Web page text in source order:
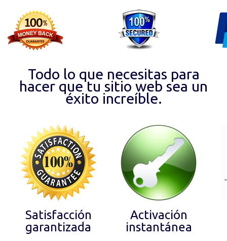
Todo lo que necesitas para
hacer que tu sitio web sea un
éxito increíble.
Satisfacción
garantizada
Activación
instantánea